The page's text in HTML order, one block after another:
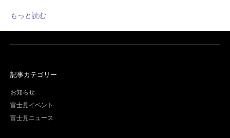
もっと読む
記事カテゴリー
お知らせ
富士見イベント
富士見ニュース